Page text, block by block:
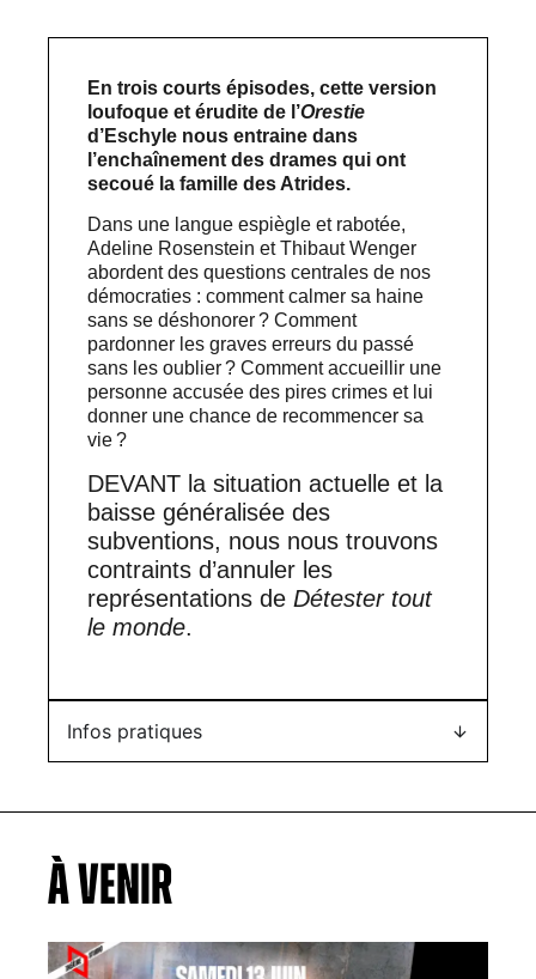
En trois courts épisodes, cette version
loufoque et érudite de l’Orestie
d’Eschyle nous entraine dans
l’enchaînement des drames qui ont
secoué la famille des Atrides.
Dans une langue espiègle et rabotée,
Adeline Rosenstein et Thibaut Wenger
abordent des questions centrales de nos
démocraties : comment calmer sa haine
sans se déshonorer ? Comment
pardonner les graves erreurs du passé
sans les oublier ? Comment accueillir une
personne accusée des pires crimes et lui
donner une chance de recommencer sa
vie ?
DEVANT la situation actuelle et la
baisse généralisée des
subventions, nous nous trouvons
contraints d’annuler les
représentations deDétester tout
le monde.
Infos pratiques
À VENIR